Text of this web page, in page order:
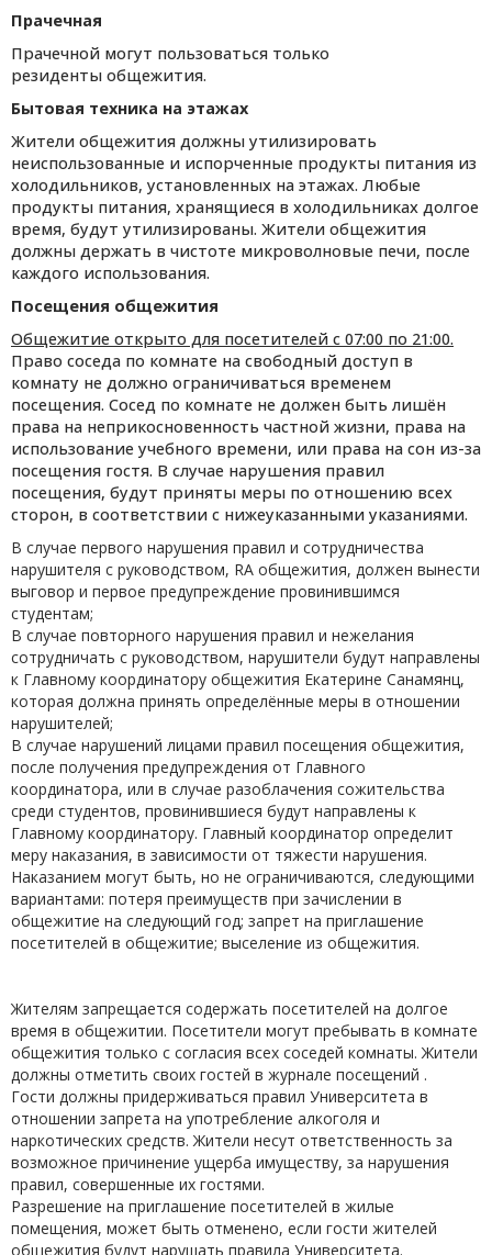
Прачечная
Прачечной могут пользоваться только
резиденты общежития.
Бытовая техника на этажах
Жители общежития должны утилизировать
неиспользованные и испорченные продукты питания из
холодильников, установленных на этажах. Любые
продукты питания, хранящиеся в холодильниках долгое
время, будут утилизированы. Жители общежития
должны держать в чистоте микроволновые печи, после
каждого использования.
Посещения общежития
Общежитие открыто для посетителей с 07:00 по 21:00.
Право соседа по комнате на свободный доступ в
комнату не должно ограничиваться временем
посещения. Сосед по комнате не должен быть лишён
права на неприкосновенность частной жизни, права на
использование учебного времени, или права на сон из-за
посещения гостя. В случае нарушения правил
посещения, будут приняты меры по отношению всех
сторон, в соответствии с нижеуказанными указаниями.
В случае первого нарушения правил и сотрудничества
нарушителя с руководством, RA общежития, должен вынести
выговор и первое предупреждение провинившимся
студентам;
В случае повторного нарушения правил и нежелания
сотрудничать с руководством, нарушители будут направлены
к Главному координатору общежития Екатерине Санамянц,
которая должна принять определённые меры в отношении
нарушителей;
В случае нарушений лицами правил посещения общежития,
после получения предупреждения от Главного
координатора, или в случае разоблачения сожительства
среди студентов, провинившиеся будут направлены к
Главному координатору. Главный координатор определит
меру наказания, в зависимости от тяжести нарушения.
Наказанием могут быть, но не ограничиваются, следующими
вариантами: потеря преимуществ при зачислении в
общежитие на следующий год; запрет на приглашение
посетителей в общежитие; выселение из общежития.
Жителям запрещается содержать посетителей на долгое
время в общежитии. Посетители могут пребывать в комнате
общежития только с согласия всех соседей комнаты. Жители
должны отметить своих гостей в журнале посещений .
Гости должны придерживаться правил Университета в
отношении запрета на употребление алкоголя и
наркотических средств. Жители несут ответственность за
возможное причинение ущерба имуществу, за нарушения
правил, совершенные их гостями.
Разрешение на приглашение посетителей в жилые
помещения, может быть отменено, если гости жителей
общежития будут нарушать правила Университета.